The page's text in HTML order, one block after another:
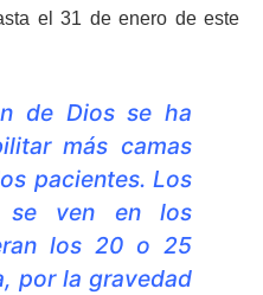
el 31 de enero de este
de Dios se ha
más camas
pacientes. Los
se ven en los
los 20 o 25
por la gravedad